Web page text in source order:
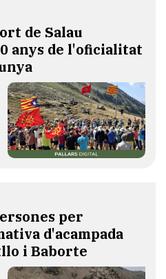
de Salau
anys de l'oficialitat
per
d'acampada
i Baborte